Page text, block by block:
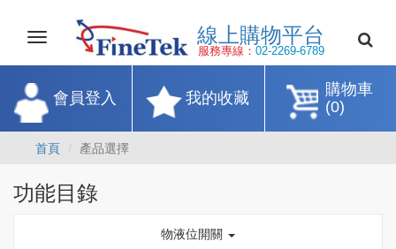
Toggle
navigation
線上購物平
服務專線：02-2269-
購物車
(0)
我的收藏
會員登入
首頁 產品選擇
功能目錄
物液位開關